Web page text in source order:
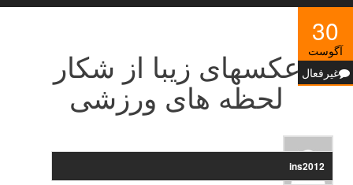
30
آگوست
غیرفعال عکسهای زیبا از شکار
لحظه های ورزشی
ins2012